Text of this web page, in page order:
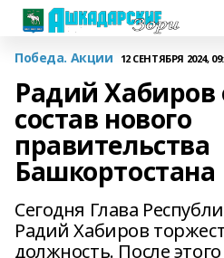
Победа. Акции 12 СЕНТЯБРЯ 2024,
Радий Хабиров
состав нового
правительства
Башкортостана
Сегодня Глава
Радий Хабиров
должность. После